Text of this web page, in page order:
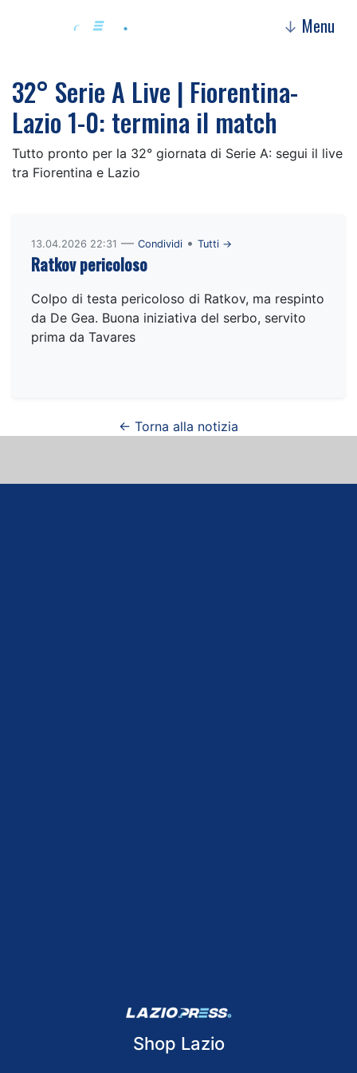
↓ Menu
32° Serie A Live | Fiorentina-
Lazio 1-0: termina il match
Tutto pronto per la 32° giornata di Serie A: segui il live
tra Fiorentina e Lazio
13.04.2026 22:31 — Condividi • Tutti →
Ratkov pericoloso
Colpo di testa pericoloso di Ratkov, ma respinto
da De Gea. Buona iniziativa del serbo, servito
prima da Tavares
← Torna alla notizia
Shop Lazio